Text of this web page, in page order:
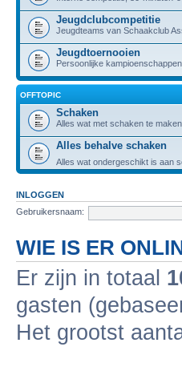
Jeugdclubcompetitie
Jeugdteams van Schaakclub
Jeugdtoernooien
Persoonlijke
OFFTOPIC
Schaken
Alles wat met schaken te
Alles behalve schaken
Alles wat ondergeschikt is aan
INLOGGEN
Gebruikersnaam:
WIE IS ER
Er zijn in totaal
gasten
Het grootst